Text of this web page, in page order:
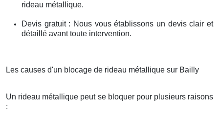
rideau métallique.
Devis gratuit : Nous vous établissons un devis clair et
détaillé avant toute intervention.
Les causes d'un blocage de rideau métallique sur Bailly
Un rideau métallique peut se bloquer pour plusieurs raisons
: